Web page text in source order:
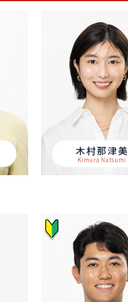
木村那津美
Kimura Natsumi